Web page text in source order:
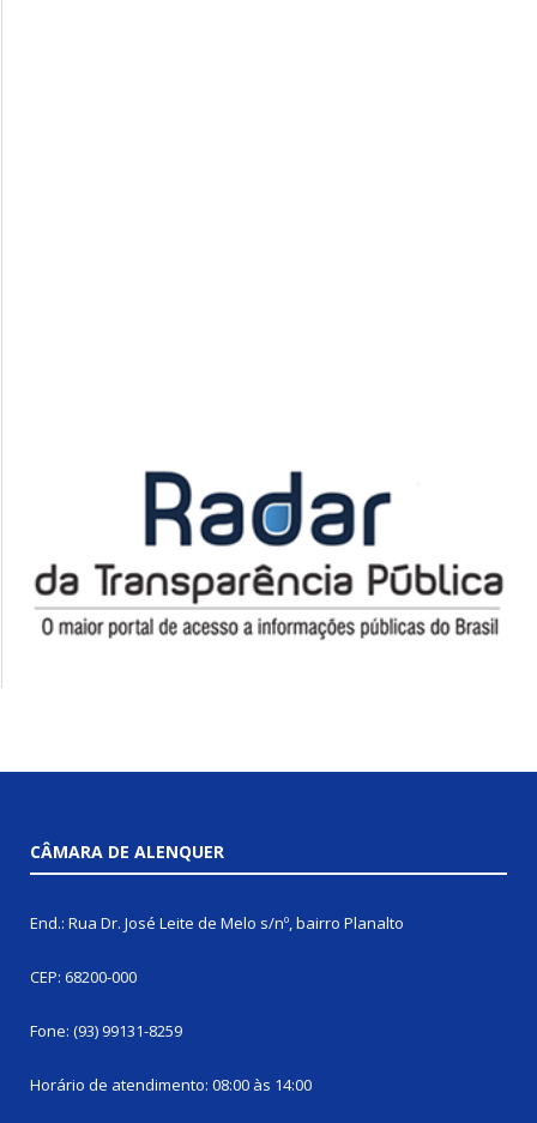
CÂMARA DE ALENQUER
End.: Rua Dr. José Leite de Melo s/nº, bairro Planalto
CEP: 68200-000
Fone: (93) 99131-8259
Horário de atendimento: 08:00 às 14:00